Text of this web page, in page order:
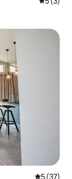
5 de uma
5 (37)